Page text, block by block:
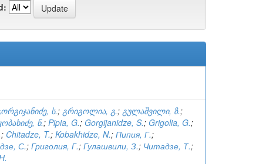
ს.; გრიგოლია, გ.; გულაშვილი, ზ.;
ნ.; Pipia, G.; Gorgijanidze, S.; Grigolia, G.;
; Chitadze, T.; Kobakhidze, N.; Пипия, Г.;
С.; Григолия, Г.; Гулашвили, З.; Читадзе, Т.;